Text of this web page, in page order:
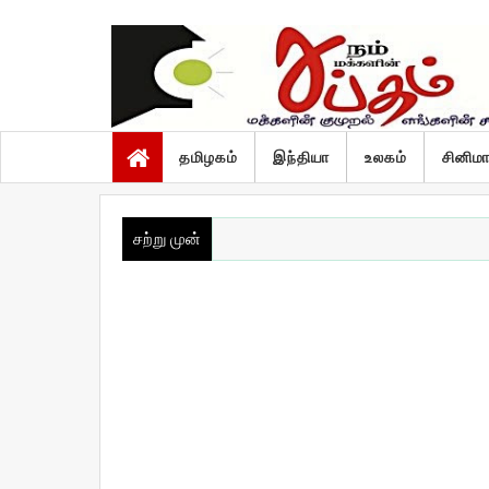
தமிழகம் இந்தியா உலகம் சினிமா
சற்று முன்